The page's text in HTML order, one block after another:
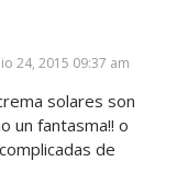
24, 2015 09:37 am
solares son
un fantasma!! o
de